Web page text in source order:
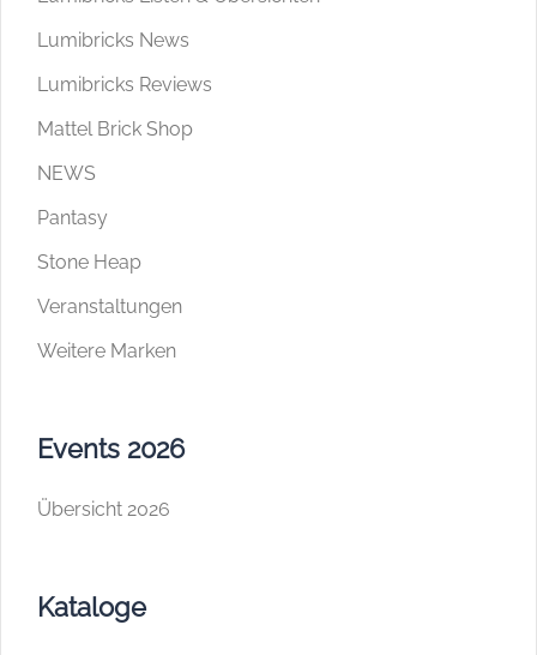
Lumibricks News
Lumibricks Reviews
Mattel Brick Shop
NEWS
Pantasy
Stone Heap
Veranstaltungen
Weitere Marken
Events 2026
Übersicht 2026
Kataloge